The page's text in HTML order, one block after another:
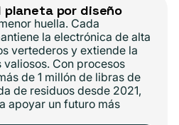
planeta por diseño
huella. Cada
la electrónica de alta
vertederos y extiende la
Con procesos
de 1 millón de libras de
de residuos desde 2021,
apoyar un futuro más